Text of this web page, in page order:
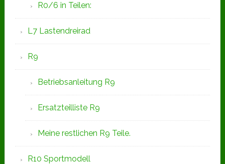
R0/6 in Teilen:
L7 Lastendreirad
R9
Betriebsanleitung R9
Ersatzteilliste R9
Meine restlichen R9 Teile.
R10 Sportmodell